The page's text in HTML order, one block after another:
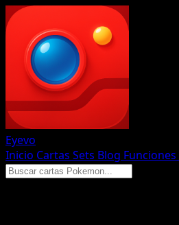
Eyevo
Inicio Cartas Sets Blog Funciones